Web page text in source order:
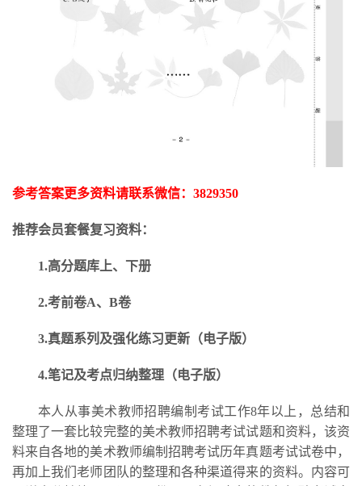
参考答案更多资料请联系微信： 3829350
推荐会员套餐复习资料：
1.高分题库上、下册
2.考前卷A、B卷
3.真题系列及强化练习更新 （电子版）
4.笔记及考点归纳整理（电子版）
本人从事美术教师招聘编制考试工作8年以上，总结和
整理了一套比较完整的美术教师招聘考试试题和资料，该资
料来自各地的美术教师编制招聘考试历年真题考试试卷中，
再加上我们老师团队的整理和各种渠道得来的资料。内容可